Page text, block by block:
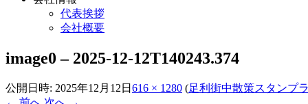
代表挨拶
会社概要
image0 – 2025-12-12T140243.374
公開日時: 2025年12月12日 616 × 1280 (足利街中散策スタンプ